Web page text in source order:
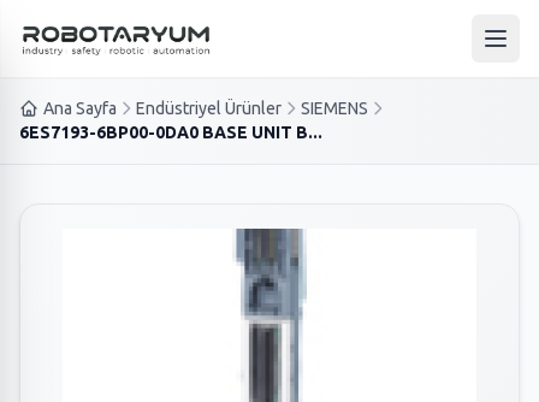
Ana içeriğe geç
Ana
Ana Sayfa Endüstriyel Ürünler
SIEMENS
6ES7193-6BP00-0DA0 BASE UNIT B...